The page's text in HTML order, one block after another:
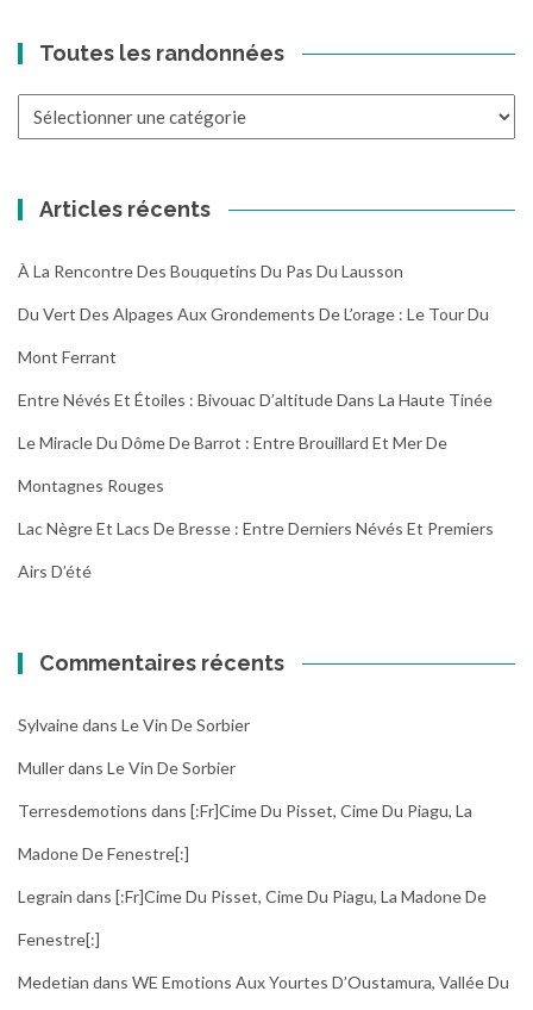
Toutes les randonnées
Articles récents
À La Rencontre Des Bouquetins Du Pas Du Lausson
Du Vert Des Alpages Aux Grondements De L’orage : Le Tour Du
Mont Ferrant
Entre Névés Et Étoiles : Bivouac D’altitude Dans La Haute Tinée
Le Miracle Du Dôme De Barrot : Entre Brouillard Et Mer De
Montagnes Rouges
Lac Nègre Et Lacs De Bresse : Entre Derniers Névés Et Premiers
Airs D’été
Commentaires récents
Sylvainedans Le Vin De Sorbier
Mullerdans Le Vin De Sorbier
Terresdemotions dans [:fr]Cime Du Pisset, Cime Du Piagu, La
Madone De Fenestre[:]
Legrain dans [:fr]Cime Du Pisset, Cime Du Piagu, La Madone De
Fenestre[:]
Medetian dans WE Emotions Aux Yourtes D’Oustamura, Vallée Du